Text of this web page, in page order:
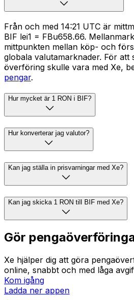
Från och med 14:21 UTC är
BIF lei1 = FBu658.66.
mittpunkten mellan köp- och
globala valutamarknader. För att
överföring skulle vara med Xe,
pengar.
Hur mycket är 1 RON i BIF?
Hur konverterar jag valutor?
Kan jag ställa in prisvarningar med Xe?
Kan jag skicka 1 RON till BIF med Xe?
Gör
Xe hjälper dig att göra
online, snabbt och med låga
Kom igång
Ladda ner appen